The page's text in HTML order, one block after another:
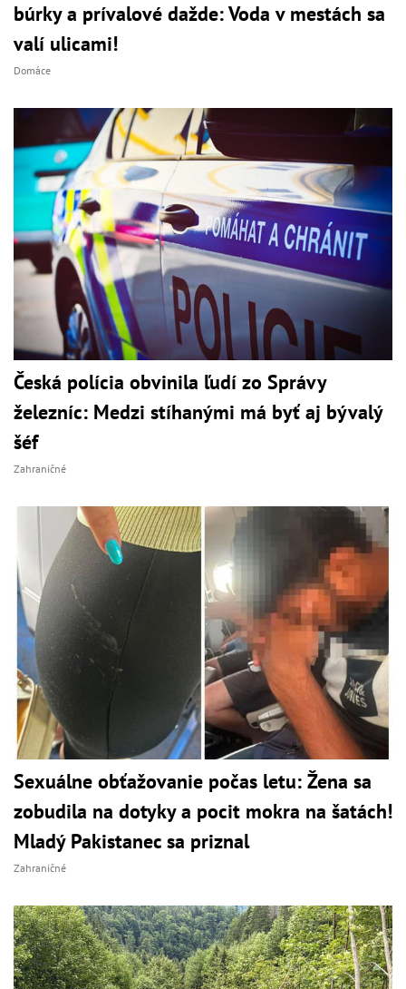
búrky a prívalové dažde: Voda v mestách sa
valí ulicami!
Domáce
Česká polícia obvinila ľudí zo Správy
železníc: Medzi stíhanými má byť aj bývalý
šéf
Zahraničné
Sexuálne obťažovanie počas letu: Žena sa
zobudila na dotyky a pocit mokra na šatách!
Mladý Pakistanec sa priznal
Zahraničné